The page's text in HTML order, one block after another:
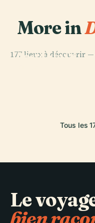
More in
177 lieux à découvrir
PLACE
Institute Of
Tous les
Le
bien